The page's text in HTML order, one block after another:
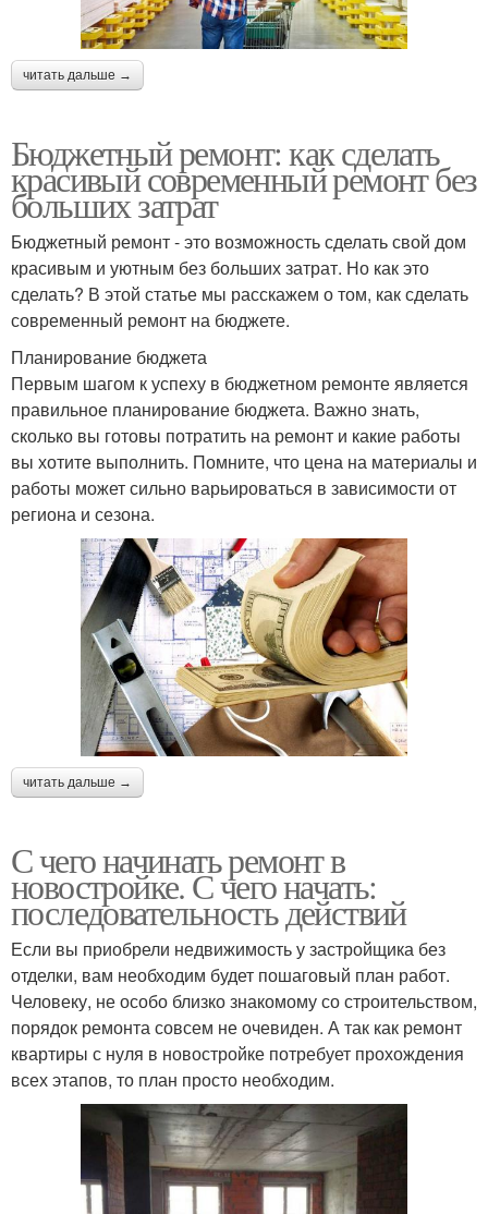
читать дальше →
Бюджетный ремонт: как сделать
красивый современный ремонт без
больших затрат
Бюджетный ремонт - это возможность сделать свой дом
красивым и уютным без больших затрат. Но как это
сделать? В этой статье мы расскажем о том, как сделать
современный ремонт на бюджете.
Планирование бюджета
Первым шагом к успеху в бюджетном ремонте является
правильное планирование бюджета. Важно знать,
сколько вы готовы потратить на ремонт и какие работы
вы хотите выполнить. Помните, что цена на материалы и
работы может сильно варьироваться в зависимости от
региона и сезона.
читать дальше →
С чего начинать ремонт в
новостройке. С чего начать:
последовательность действий
Если вы приобрели недвижимость у застройщика без
отделки, вам необходим будет пошаговый план работ.
Человеку, не особо близко знакомому со строительством,
порядок ремонта совсем не очевиден. А так как ремонт
квартиры с нуля в новостройке потребует прохождения
всех этапов, то план просто необходим.